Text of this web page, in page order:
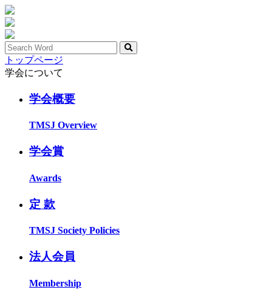
トップページ
学会について
学会概要
TMSJ Overview
学会賞
Awards
定 款
TMSJ Society Policies
法人会員
Membership